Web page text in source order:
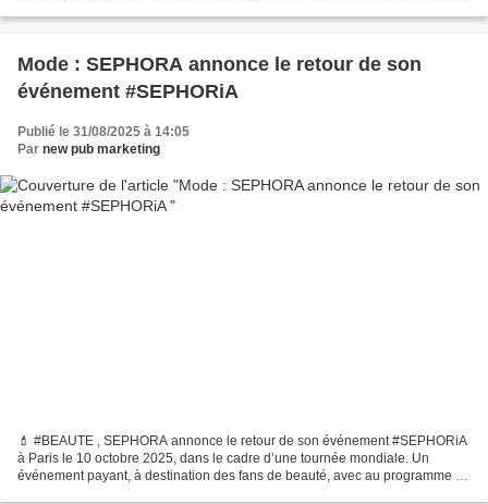
Mode : SEPHORA annonce le retour de son
événement #SEPHORiA
Publié le 31/08/2025 à 14:05
Par new pub marketing
💄 #BEAUTE , SEPHORA annonce le retour de son événement #SEPHORiA
à Paris le 10 octobre 2025, dans le cadre d’une tournée mondiale. Un
événement payant, à destination des fans de beauté, avec au programme 45